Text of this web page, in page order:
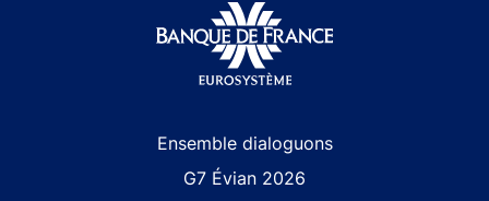
Ensemble dialoguons
G7 Évian 2026